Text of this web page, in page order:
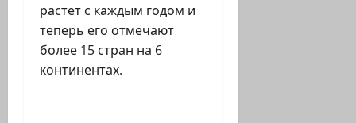
растет с каждым годом и
теперь его отмечают
более 15 стран на 6
континентах.